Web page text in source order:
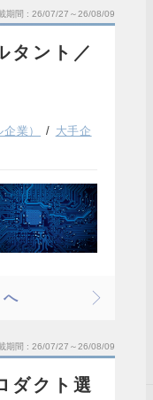
期間 26/07/27～26/08/09
タント／
業）
大手企
期間 26/07/27～26/08/09
ダクト選